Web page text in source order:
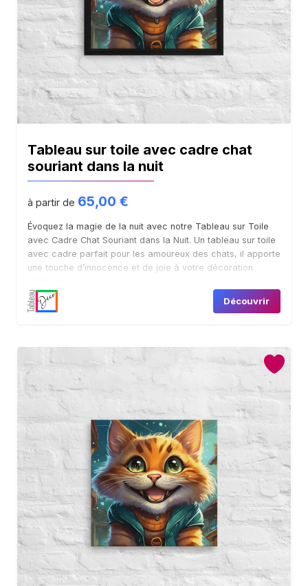
Tableau sur toile avec cadre chat
souriant dans la nuit
à partir de 65,00 €
Évoquez la magie de la nuit avec notre Tableau sur Toile
avec Cadre Chat Souriant dans la Nuit. Un tableau sur toile
avec cadre parfait pour les amoureux des chats, il apporte
une touche d’innocence et de joie à votre décoration
Découvrir